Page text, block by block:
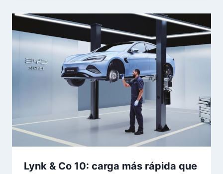
Lynk & Co 10: carga más rápida que